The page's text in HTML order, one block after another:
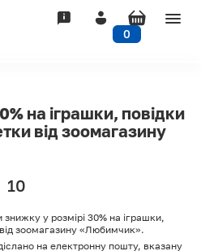
0
на іграшки, повідки
від зоомагазину
10
у розмірі 30% на іграшки,
зоомагазину «Любимчик».
на електронну пошту, вказану